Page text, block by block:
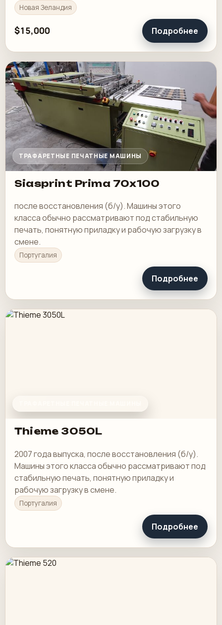
Новая Зеландия
$15,000 Подробнее
ТРАФАРЕТНЫЕ ПЕЧАТНЫЕ МАШИНЫ
Siasprint Prima 70x100
после восстановления (б/у). Машины этого
класса обычно рассматривают под стабильную
печать, понятную приладку и рабочую загрузку в
смене.
Португалия
Подробнее
Thieme 3050L
2007 года выпуска, после восстановления (б/у).
Машины этого класса обычно рассматривают под
стабильную печать, понятную приладку и
рабочую загрузку в смене.
Португалия
Подробнее